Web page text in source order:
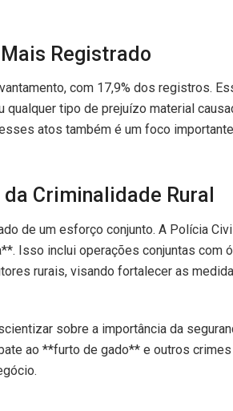
Registrado
com 17,9% dos registros.
qualquer tipo de prejuízo material
atos também é um foco
Criminalidade Rural
de um esforço conjunto. A Polícia
Isso inclui operações conjuntas com
rurais, visando fortalecer as
sobre a importância da
ao **furto de gado** e outros crimes